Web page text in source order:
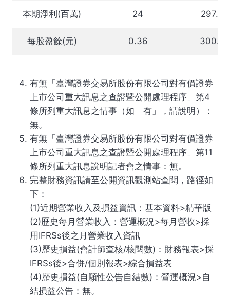
本期淨利(百萬) 24
每股盈餘(元) 0.36
有無「臺灣證券交易所股份有限公司對有價證券
上市公司重大訊息之查證暨公開處理程序」第4
條所列重大訊息之情事（如「有」，請說明）：
無。
有無「臺灣證券交易所股份有限公司對有價證券
上市公司重大訊息之查證暨公開處理程序」第11
條所列重大訊息說明記者會之情事：無。
完整財務資訊請至公開資訊觀測站查閱，路徑如
下：
(1)近期營業收入及損益資訊：基本資料>精華版
(2)歷史每月營業收入：營運概況>每月營收>採
用IFRSs後之月營業收入資訊
(3)歷史損益(會計師查核/核閱數)：財務報表>採
IFRSs後>合併/個別報表>綜合損益表
(4)歷史損益(自願性公告自結數)：營運概況>自
結損益公告：無。